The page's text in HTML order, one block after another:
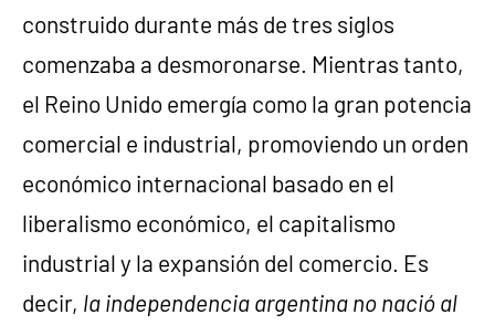
construido durante más de tres siglos
comenzaba a desmoronarse. Mientras tanto,
el Reino Unido emergía como la gran potencia
comercial e industrial, promoviendo un orden
económico internacional basado en el
liberalismo económico, el capitalismo
industrial y la expansión del comercio. Es
decir, la independencia argentina no nació al